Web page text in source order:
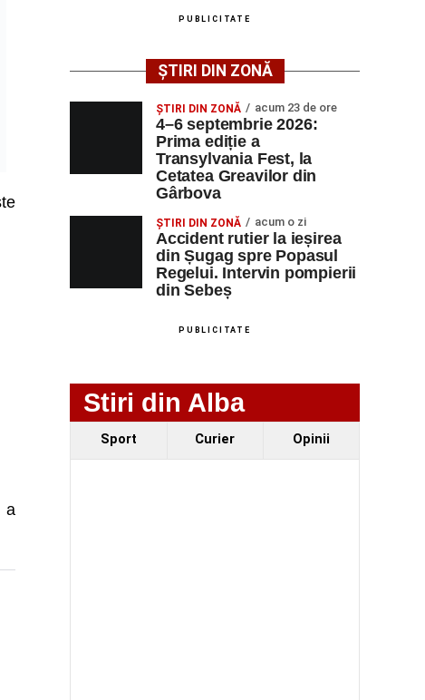
a
PUBLICITATE
ȘTIRI DIN ZONĂ
ȘTIRI DIN ZONĂ acum 23 de ore
4–6 septembrie 2026:
Prima ediție a
Transylvania Fest, la
Cetatea Greavilor din
Gârbova
ȘTIRI DIN ZONĂ acum o zi
Accident rutier la ieșirea
din Șugag spre Popasul
Regelui. Intervin pompierii
din Sebeș
PUBLICITATE
Stiri din Alba
Sport Curier Opinii